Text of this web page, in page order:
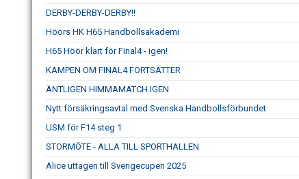
DERBY-DERBY-DERBY!!
Höörs HK H65 Handbollsakademi
H65 Höör klart för Final4 - igen!
KAMPEN OM FINAL4 FORTSÄTTER
ÄNTLIGEN HIMMAMATCH IGEN
Nytt försäkringsavtal med Svenska Handbollsförbundet
USM för F14 steg 1
STORMÖTE - ALLA TILL SPORTHALLEN
Alice uttagen till Sverigecupen 2025